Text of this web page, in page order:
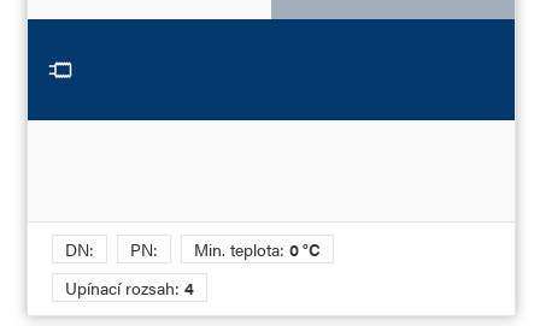
DN: PN: Min. teplota:0 °C
Upínací rozsah:4